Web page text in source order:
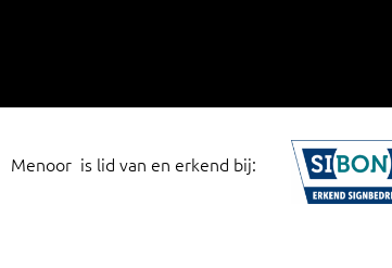
Menoor is lid van en erkend bij: